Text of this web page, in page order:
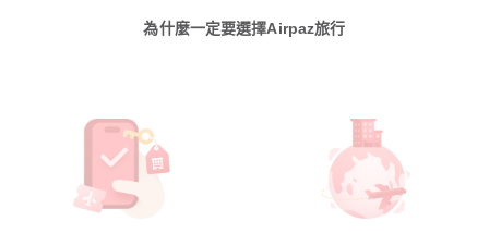
為什麼一定要選擇Airpaz旅行